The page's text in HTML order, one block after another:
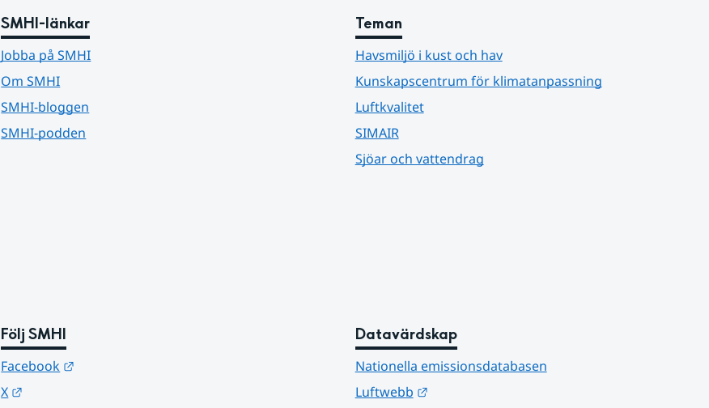
SMHI-länkar
Jobba på SMHI
Om SMHI
SMHI-bloggen
SMHI-podden
Teman
Havsmiljö i kust och hav
Kunskapscentrum för klimatanpassning
Luftkvalitet
SIMAIR
Sjöar och vattendrag
Följ SMHI
Facebook
X
Datavärdskap
Nationella emissionsdatabasen
Luftwebb
Länk till annan webbplats.